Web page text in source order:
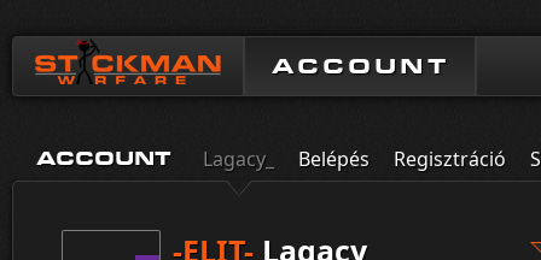
ACCOUNT
ACCOUNT Lagacy_ Belépés Regisztráció
-ELIT- Lagacy_